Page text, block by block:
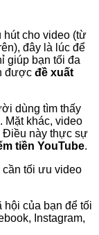
hút cho video (từ
đây là lúc để
giúp bạn tối đa
được đề xuất
dùng tìm thấy
Mặt khác, video
Điều này thực sự
tiền YouTube.
cần tối ưu video
hội của bạn để tối
Instagram,